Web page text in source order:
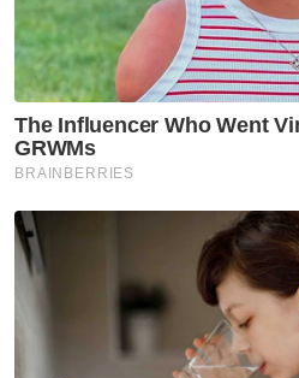
Berita Telus & Tulus
hari!